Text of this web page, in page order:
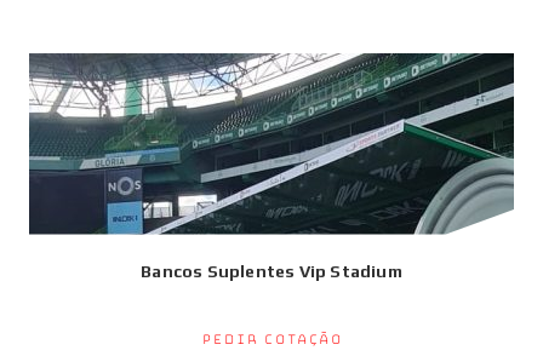
Bancos Suplentes Vip Stadium
Pedir Cotação